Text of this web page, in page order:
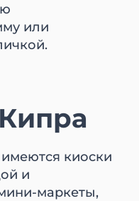
или
киоски
и
маркеты,